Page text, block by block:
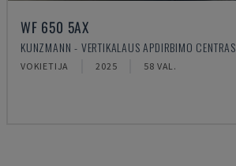
WF 650 5AX
KUNZMANN - VERTIKALAUS APDIRBIMO CENTRAS
VOKIETIJA 2025 58 VAL.